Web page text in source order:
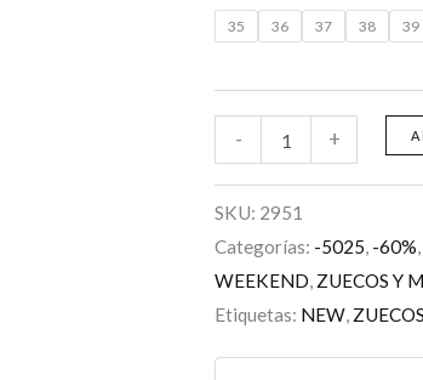
35 36 37 38 39
- +
SKU: 2951
Categorías: -5025, -60%,
WEEKEND, ZUECOS Y
Etiquetas: NEW, ZUECOS